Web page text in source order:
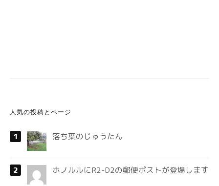
人気の投稿とページ
落ち葉のじゅうたん
ホノルルにR2-D2の郵便ポストが登場します